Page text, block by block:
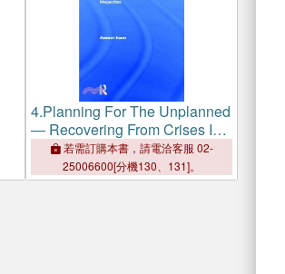
4.Planning For The Unplanned
― Recovering From Crises In
Megacities
若需訂購本書，請電洽客服 02-
25006600[分機130、131]。